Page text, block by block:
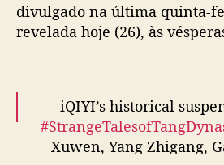
divulgado na última quinta-
revelada hoje (26), às
iQIYI’s historical
Xuwen, Yang Zhigang,